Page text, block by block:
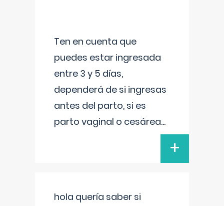
Ten en cuenta que
puedes estar ingresada
entre 3 y 5 días,
dependerá de si ingresas
antes del parto, si es
parto vaginal o cesárea...
+
hola quería saber si